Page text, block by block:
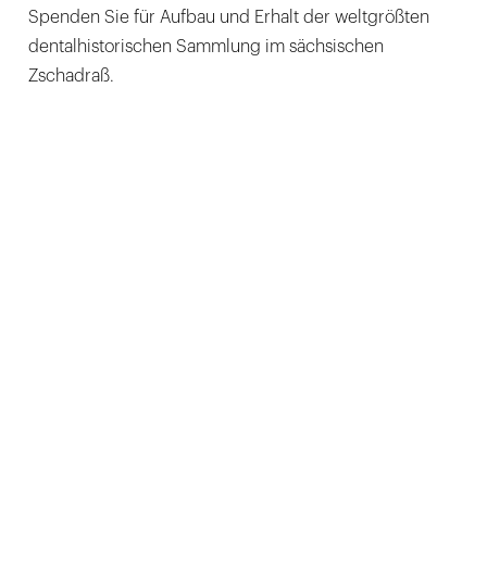
Spenden Sie für Aufbau und Erhalt der weltgrößten
dentalhistorischen Sammlung im sächsischen
Zschadraß.